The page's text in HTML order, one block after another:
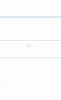
—